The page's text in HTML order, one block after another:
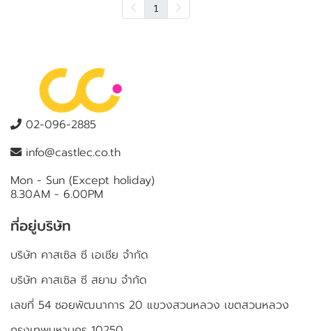
1
02-096-2885
info@castlec.co.th
Mon - Sun (Except holiday)
8.30AM - 6.00PM
ที่อยู่บริษัท
บริษัท คาสเซิล ซี เอเชีย จำกัด
บริษัท คาสเซิล ซี สยาม จำกัด
เลขที่ 54 ซอยพัฒนาการ 20 แขวงสวนหลวง เขตสวนหลวง